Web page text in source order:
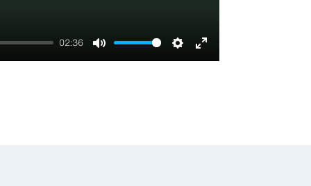
02:36
Mute Settings
Enter